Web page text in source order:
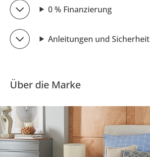
0 % Finanzierung
Anleitungen und Sicherheit
Über die Marke